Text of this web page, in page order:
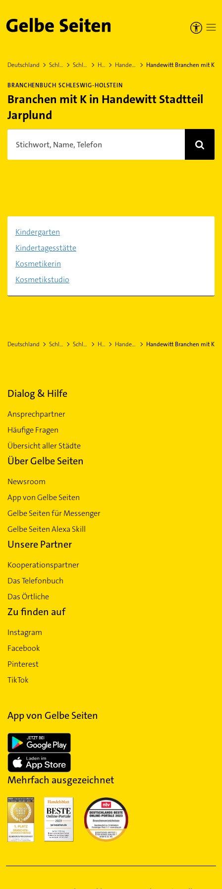
Gelbe Seiten
Deutschland Schleswig-Holstein Schleswig-Flensburg Handewitt Handewitt Stadtteil Jarplund Handewitt Branchen mit K
BRANCHENBUCH SCHLESWIG-HOLSTEIN
Branchen mit K in Handewitt Stadtteil
Jarplund
Stichwort, Name, Telefon
Kindergarten
Kindertagesstätte
Kosmetikerin
Kosmetikstudio
Deutschland Schleswig-Holstein Schleswig-Flensburg Handewitt Handewitt Stadtteil Jarplund Handewitt Branchen mit K
Dialog & Hilfe
Ansprechpartner
Häufige Fragen
Übersicht aller Städte
Über Gelbe Seiten
Newsroom
App von Gelbe Seiten
Gelbe Seiten für Messenger
Gelbe Seiten Alexa Skill
Unsere Partner
Kooperationspartner
Das Telefonbuch
Das Örtliche
Zu finden auf
Instagram
Facebook
Pinterest
TikTok
App von Gelbe Seiten
Mehrfach ausgezeichnet